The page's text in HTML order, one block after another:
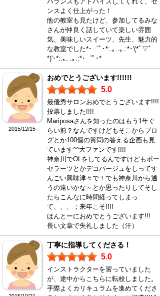
ンスよく仕上がった！
他の教室も見たけど、参加してるみな
さんが仲良く話していて楽しい雰囲
気、美味しいスイーツ、先生、魅力的
な教室でした*･゜ﾟ･*:.｡..｡.:*･'(*ﾟ▽ﾟ
*)'･*:.｡. .｡.:*･゜ﾟ･*
2015/12/15
おめでとうございます!!!!!!
5.0
最優秀サロンおめでとうございます!!!!
投票しました!!!!
Mariposaさんを知ったのはもう1年ぐ
らい前？なんですけどもそこからブロ
グとか100個の質問の答える企画も見
ています^^大ファンです!!!!
神奈川でOLをしてるんですけどもポー
セラーツとかデコパージュをしってす
んごい興味津々で！でも神奈川から通
うの遠いかな～とか思ったりしてそし
たらこんなに時間経ってしまっ
て、、、；来年こそ!!!!
ほんとーにおめでとうございます!!!
長い文章で失礼しました（汗）
丁寧に指導してくださる！
5.0
インストラクターを習っていました
が、途中からこちらに転校しました。
手際よくカリキュラムを進めてくださ